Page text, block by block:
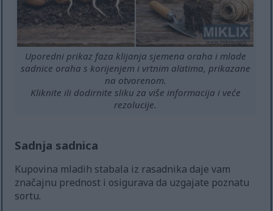
Uporedni prikaz faza klijanja sjemena oraha i mlade
sadnice oraha s korijenjem i vrtnim alatima, prikazane
na otvorenom.
Kliknite ili dodirnite sliku za više informacija i veće
rezolucije.
Sadnja sadnica
Kupovina mladih stabala iz rasadnika daje vam
značajnu prednost i osigurava da uzgajate poznatu
sortu.